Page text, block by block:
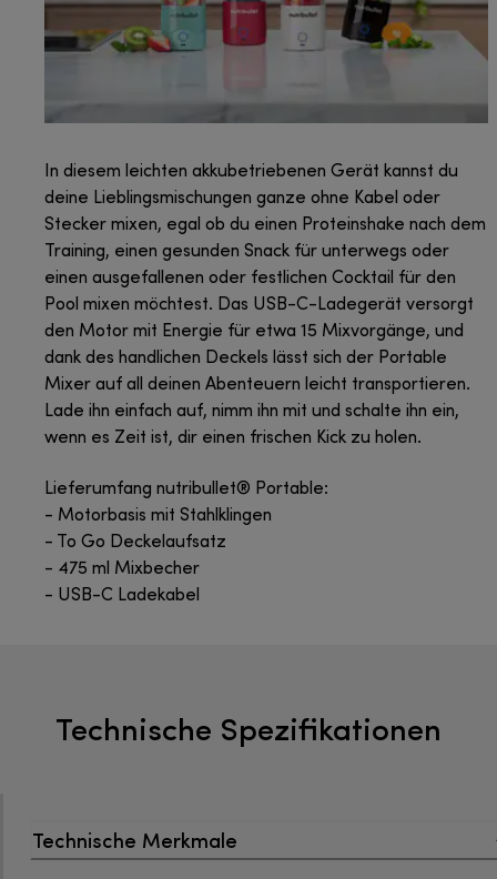
In diesem leichten akkubetriebenen Gerät kannst du
deine Lieblingsmischungen ganze ohne Kabel oder
Stecker mixen, egal ob du einen Proteinshake nach dem
Training, einen gesunden Snack für unterwegs oder
einen ausgefallenen oder festlichen Cocktail für den
Pool mixen möchtest. Das USB-C-Ladegerät versorgt
den Motor mit Energie für etwa 15 Mixvorgänge, und
dank des handlichen Deckels lässt sich der Portable
Mixer auf all deinen Abenteuern leicht transportieren.
Lade ihn einfach auf, nimm ihn mit und schalte ihn ein,
wenn es Zeit ist, dir einen frischen Kick zu holen.
Lieferumfang nutribullet® Portable:
- Motorbasis mit Stahlklingen
- To Go Deckelaufsatz
- 475 ml Mixbecher
- USB-C Ladekabel
Technische Spezifikationen
Technische Merkmale